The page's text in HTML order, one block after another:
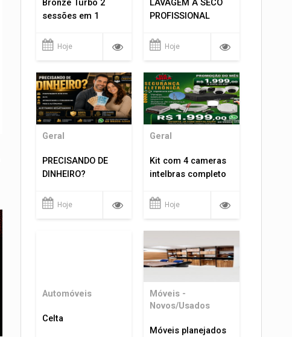
Bronze Turbo 2
sessões em 1
Hoje
LAVAGEM A SECO
PROFISSIONAL
Hoje
Geral
PRECISANDO DE
DINHEIRO?
Hoje
Geral
Kit com 4 cameras
intelbras completo
Hoje
Automóveis
Celta
Móveis -
Novos/Usados
Móveis planejados